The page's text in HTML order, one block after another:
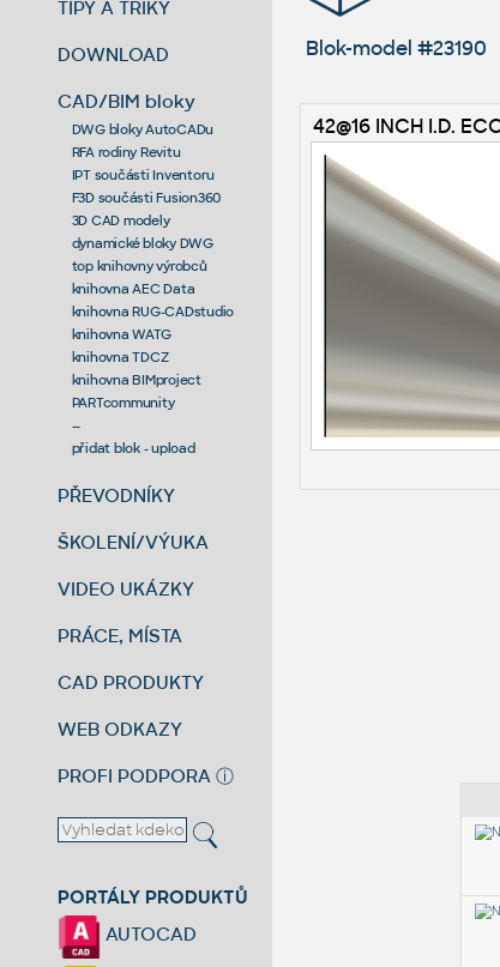
TIPY A TRIKY
DOWNLOAD
CAD/BIM bloky
DWG bloky AutoCADu
RFA rodiny Revitu
IPT součásti Inventoru
F3D součásti Fusion360
3D CAD modely
dynamické bloky DWG
top knihovny výrobců
knihovna AEC Data
knihovna RUG-CADstudio
knihovna WATG
knihovna TDCZ
knihovna BIMproject
PARTcommunity
--
přidat blok - upload
PŘEVODNÍKY
ŠKOLENÍ/VÝUKA
VIDEO UKÁZKY
PRÁCE, MÍSTA
CAD PRODUKTY
WEB ODKAZY
PROFI PODPORA ⓘ
PORTÁLY PRODUKTŮ
AUTOCAD
Blok-model #23190
42@16 INCH I.D.